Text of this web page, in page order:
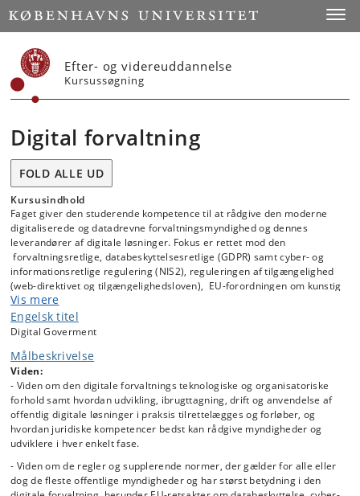
Start
Efter- og videreuddannelse
Kursussøgning
Digital forvaltning
FOLD ALLE UD
Kursusindhold
Faget giver den studerende kompetence til at rådgive den moderne
digitaliserede og datadrevne forvaltningsmyndighed og dennes
leverandører af digitale løsninger. Fokus er rettet mod den
forvaltningsretlige, databeskyttelsesretlige (GDPR) samt cyber- og
informationsretlige regulering (NIS2), reguleringen af tilgængelighed
(web-direktivet og tilgængelighedsloven), EU-forordningen om kunstig
intelligens (AI Act) og de dataetiske principper og metoder
Juristers rolle under udvikling, ibrugtagning og drift af
digitale løsninger
Den digitale forvaltnings infrastruktur og anvendte
teknologier
Overblik over den digitale forvaltnings nationale og EU-
dataetiske normer og obligatoriske standarder såsom
NSIS
Vis mere
Engelsk titel
Digital Goverment
Målbeskrivelse
Viden:
- Viden om den digitale forvaltnings teknologiske og organisatoriske
forhold samt hvordan udvikling, ibrugttagning, drift og anvendelse af
offentlig digitale løsninger i praksis tilrettelægges og forløber, og
hvordan juridiske kompetencer bedst kan rådgive myndigheder og
udviklere i hver enkelt fase.
- Viden om de regler og supplerende normer, der gælder for alle eller
dog de fleste offentlige myndigheder og har størst betydning i den